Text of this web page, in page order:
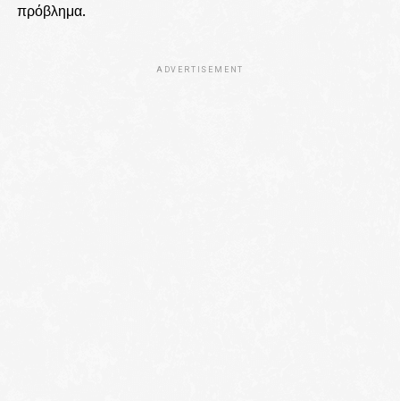
πρόβλημα.
ADVERTISEMENT